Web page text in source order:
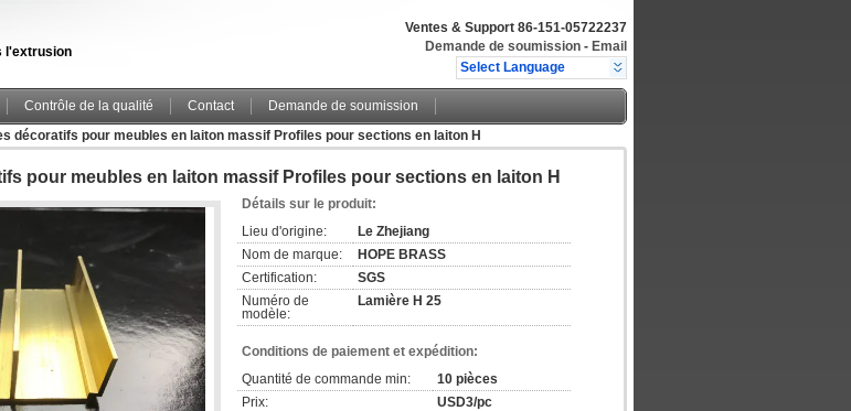
l'extrusion
Ventes & Support 86-151-05722237
Demande de soumission - Email
Select Language
Contrôle de la qualité Contact
Demande de soumission
décoratifs pour meubles en laiton massif Profiles pour sections en laiton H
pour meubles en laiton massif Profiles pour sections en laiton H
Détails sur le produit:
Lieu d'origine:
Le Zhejiang
Nom de marque:
HOPE BRASS
Certification:
SGS
Numéro de
modèle:
Lamière H 25
Conditions de paiement et expédition:
Quantité de commande min:
10 pièces
Prix:
USD3/pc